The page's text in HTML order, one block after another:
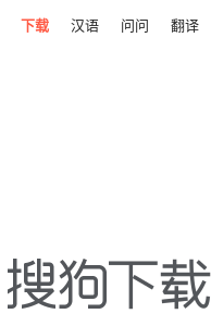
下载 汉语 问问 翻译